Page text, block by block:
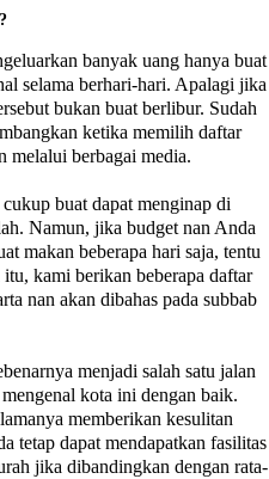
banyak uang hanya buat
selama berhari-hari. Apalagi jika
bukan buat berlibur. Sudah
ketika memilih daftar
melalui berbagai media.
buat dapat menginap di
Namun, jika budget nan Anda
makan beberapa hari saja, tentu
kami berikan beberapa daftar
nan akan dibahas pada subbab
menjadi salah satu jalan
kota ini dengan baik.
memberikan kesulitan
tetap dapat mendapatkan fasilitas
jika dibandingkan dengan rata-